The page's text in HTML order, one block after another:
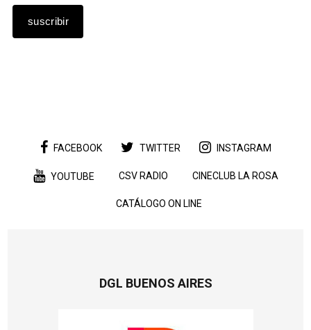
FACEBOOK TWITTER INSTAGRAM
YOUTUBE CSV RADIO CINECLUB LA ROSA
CATÁLOGO ON LINE
DGL BUENOS AIRES